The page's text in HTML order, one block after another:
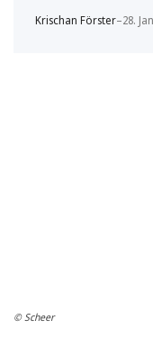
Krischan Förster–28.
© Scheer